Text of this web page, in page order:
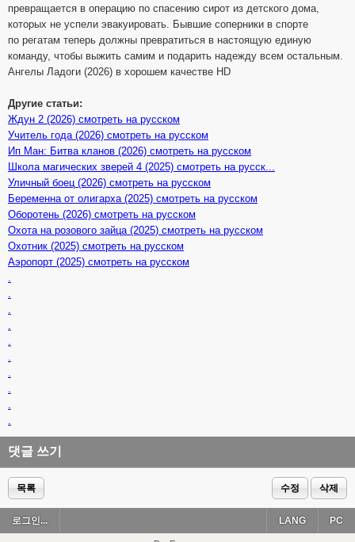
превращается в операцию по спасению сирот из детского дома,
которых не успели эвакуировать. Бывшие соперники в спорте
по регатам теперь должны превратиться в настоящую единую
команду, чтобы выжить самим и подарить надежду всем остальным.
Ангелы Ладоги (2026) в хорошем качестве HD
Другие статьи:
Ждун 2 (2026) смотреть на русском
Учитель года (2026) смотреть на русском
Ип Ман: Битва кланов (2026) смотреть на русском
Школа магических зверей 4 (2025) смотреть на русск...
Уличный боец (2026) смотреть на русском
Беременна от олигарха (2025) смотреть на русском
Оборотень (2026) смотреть на русском
Охота на розового зайца (2025) смотреть на русском
Охотник (2025) смотреть на русском
Аэропорт (2025) смотреть на русском
.
.
.
.
.
.
.
.
.
.
댓글 쓰기
목록 수정 삭제
로그인... PC
LANG